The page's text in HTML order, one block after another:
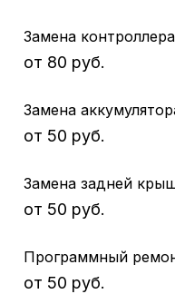
Замена
от 80 руб.
Замена
от 50 руб.
Замена задней
от 50 руб.
Программный
от 50 руб.